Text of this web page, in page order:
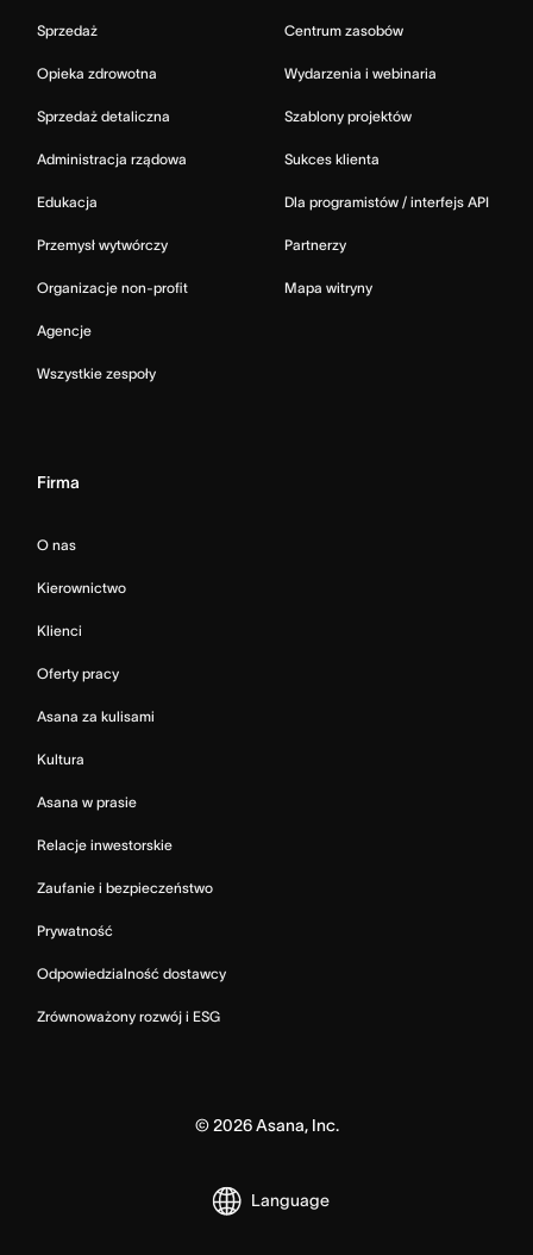
Sprzedaż
Opieka zdrowotna
Sprzedaż detaliczna
Administracja rządowa
Edukacja
Przemysł wytwórczy
Organizacje non-profit
Agencje
Wszystkie zespoły
Centrum zasobów
Wydarzenia i webinaria
Szablony projektów
Sukces klienta
Dla programistów / interfejs API
Partnerzy
Mapa witryny
Firma
O nas
Kierownictwo
Klienci
Oferty pracy
Asana za kulisami
Kultura
Asana w prasie
Relacje inwestorskie
Zaufanie i bezpieczeństwo
Prywatność
Odpowiedzialność dostawcy
Zrównoważony rozwój i ESG
©2026Asana, Inc.
Language